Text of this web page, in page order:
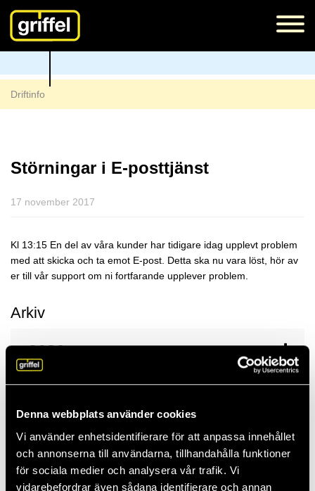
Denna webbplats använder cookies
Vi använder enhetsidentifierare för att anpassa innehållet
och annonserna till användarna, tillhandahålla funktioner
för sociala medier och analysera vår trafik. Vi
vidarebefordrar även sådana identifierare och annan
Driftinfo
Störningar i E-posttjänst
17 november 2017
Kl 13:15 En del av våra kunder har tidigare idag upplevt problem
med att skicka och ta emot E-post. Detta ska nu vara löst, hör av
er till vår support om ni fortfarande upplever problem.
Arkiv
2026
2024